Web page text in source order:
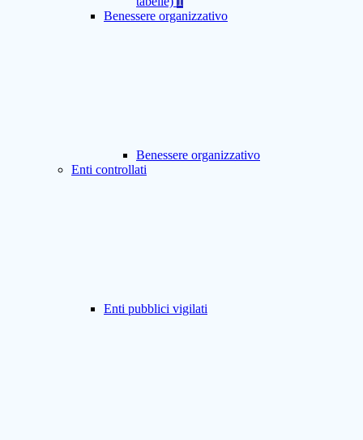
Benessere organizzativo
Benessere organizzativo
Enti controllati
Enti pubblici vigilati